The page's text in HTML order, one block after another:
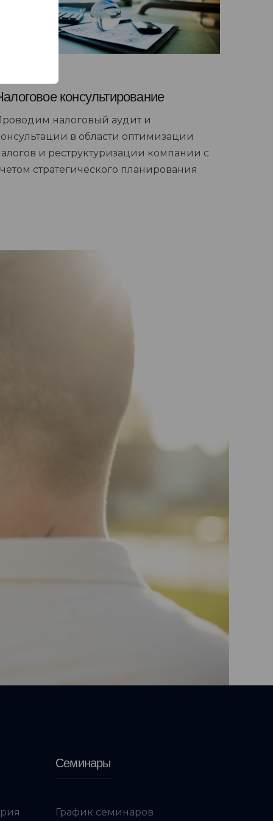
консультирование
налоговый аудит и
в области оптимизации
и реструктуризации компании с
стратегического планирования
Семинары
График семинаров